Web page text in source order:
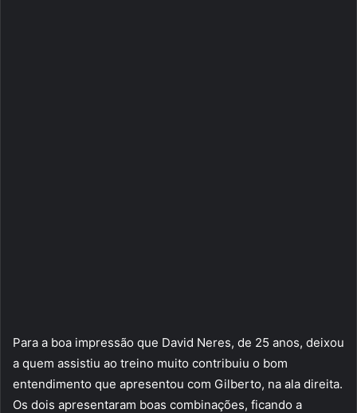
Para a boa impressão que David Neres, de 25 anos, deixou
a quem assistiu ao treino muito contribuiu o bom
entendimento que apresentou com Gilberto, na ala direita.
Os dois apresentaram boas combinações, ficando a